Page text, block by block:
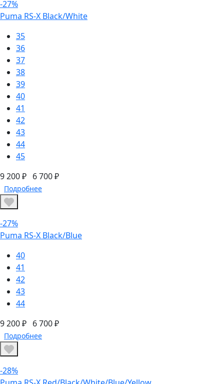
-27%
Puma RS-X Black/White
35
36
37
38
39
40
41
42
43
44
45
9 200 ₽ 6 700 ₽
Подробнее
-27%
Puma RS-X Black/Blue
40
41
42
43
44
9 200 ₽ 6 700 ₽
Подробнее
-28%